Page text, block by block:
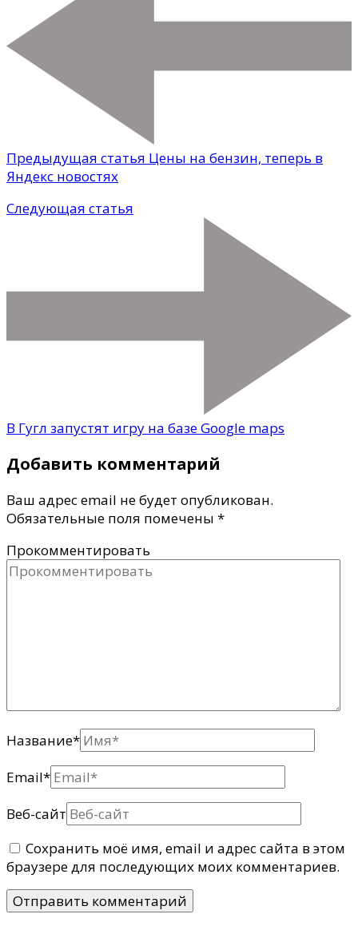
Предыдущая статья Цены на бензин, теперь в
Яндекс новостях
Следующая статья
В Гугл запустят игру на базе Google maps
Добавить комментарий
Ваш адрес email не будет опубликован.
Обязательные поля помечены *
Прокомментировать
Название*
Email*
Веб-сайт
Сохранить моё имя, email и адрес сайта в этом
браузере для последующих моих комментариев.